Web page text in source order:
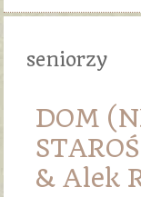
seniorzy
DOM
& Alek